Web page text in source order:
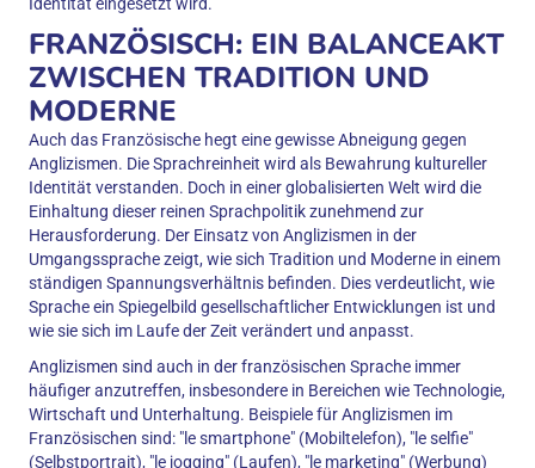
Identität eingesetzt wird.
FRANZÖSISCH: EIN BALANCEAKT
ZWISCHEN TRADITION UND
MODERNE
Auch das Französische hegt eine gewisse Abneigung gegen
Anglizismen. Die Sprachreinheit wird als Bewahrung kultureller
Identität verstanden. Doch in einer globalisierten Welt wird die
Einhaltung dieser reinen Sprachpolitik zunehmend zur
Herausforderung. Der Einsatz von Anglizismen in der
Umgangssprache zeigt, wie sich Tradition und Moderne in einem
ständigen Spannungsverhältnis befinden. Dies verdeutlicht, wie
Sprache ein Spiegelbild gesellschaftlicher Entwicklungen ist und
wie sie sich im Laufe der Zeit verändert und anpasst.
Anglizismen sind auch in der französischen Sprache immer
häufiger anzutreffen, insbesondere in Bereichen wie Technologie,
Wirtschaft und Unterhaltung. Beispiele für Anglizismen im
Französischen sind: "le smartphone" (Mobiltelefon), "le selfie"
(Selbstportrait), "le jogging" (Laufen), "le marketing" (Werbung)